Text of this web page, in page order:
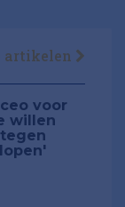
artikelen
voor
willen